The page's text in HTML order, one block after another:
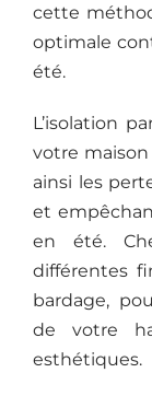
cette
optimale
été.
L’isolation
votre
ainsi les
et
en été.
différentes
bardage,
de votre
esthétiques.